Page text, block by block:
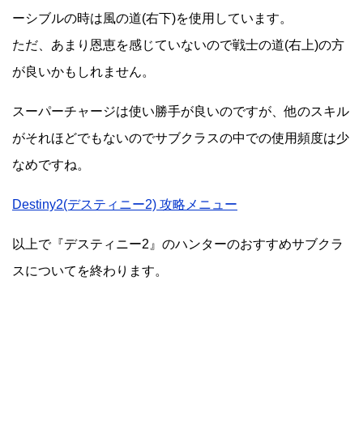
ーシブルの時は風の道(右下)を使用しています。
ただ、あまり恩恵を感じていないので戦士の道(右上)の方
が良いかもしれません。
スーパーチャージは使い勝手が良いのですが、他のスキル
がそれほどでもないのでサブクラスの中での使用頻度は少
なめですね。
Destiny2(デスティニー2) 攻略メニュー
以上で『デスティニー2』のハンターのおすすめサブクラ
スについてを終わります。